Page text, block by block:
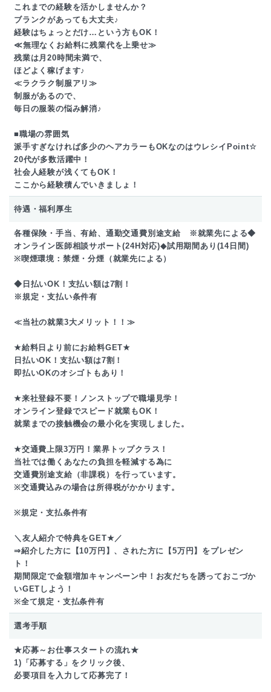
これまでの経験を活かしませんか？
ブランクがあっても大丈夫♪
経験はちょっとだけ…という方もOK！
≪無理なくお給料に残業代を上乗せ≫
残業は月20時間未満で、
ほどよく稼げます♪
≪ラクラク制服アリ≫
制服があるので、
毎日の服装の悩み解消♪
■職場の雰囲気
派手すぎなければ多少のヘアカラーもOKなのはウレシイPoint☆
20代が多数活躍中！
社会人経験が浅くてもOK！
ここから経験積んでいきましょ！
待遇・福利厚生
各種保険・手当、有給、通勤交通費別途支給 ※就業先による◆
オンライン医師相談サポート(24H対応)◆試用期間あり(14日間)
※喫煙環境：禁煙・分煙（就業先による）
◆日払いOK！支払い額は7割！
※規定・支払い条件有
≪当社の就業3大メリット！！≫
★給料日より前にお給料GET★
日払いOK！支払い額は7割！
即払いOKのオシゴトもあり！
★来社登録不要！ノンストップで職場見学！
オンライン登録でスピード就業もOK！
就業までの接触機会の最小化を実現しました。
★交通費上限3万円！業界トップクラス！
当社では働くあなたの負担を軽減する為に
交通費別途支給（非課税）を行っています。
※交通費込みの場合は所得税がかかります。
※規定・支払条件有
＼友人紹介で特典をGET★／
⇒紹介した方に【10万円】、された方に【5万円】をプレゼン
ト！
期間限定で金額増加キャンペーン中！お友だちを誘っておこづか
いGETしよう！
※全て規定・支払条件有
選考手順
★応募～お仕事スタートの流れ★
1)「応募する」をクリック後、
必要項目を入力して応募完了！